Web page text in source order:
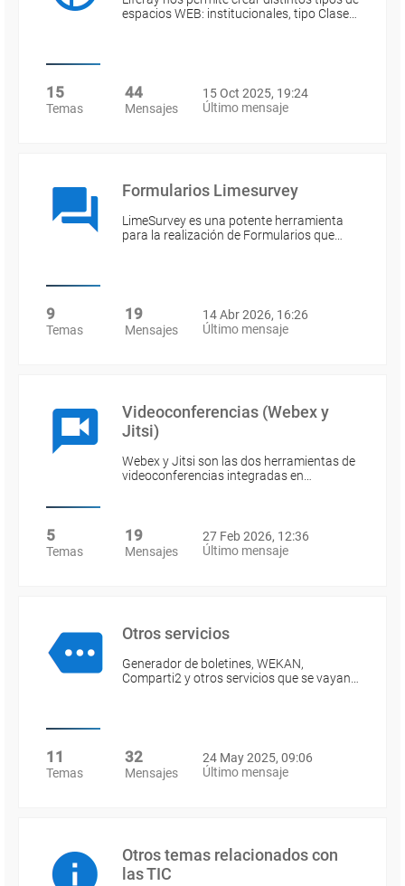
espacios WEB: institucionales, tipo Clase…
15
Temas
44
Mensajes
15 Oct 2025, 19:24
Último mensaje
Formularios Limesurvey
LimeSurvey es una potente herramienta
para la realización de Formularios que…
9
Temas
19
Mensajes
14 Abr 2026, 16:26
Último mensaje
Videoconferencias (Webex y
Jitsi)
Webex y Jitsi son las dos herramientas de
videoconferencias integradas en…
5
Temas
19
Mensajes
27 Feb 2026, 12:36
Último mensaje
Otros servicios
Generador de boletines, WEKAN,
Comparti2 y otros servicios que se vayan…
11
Temas
32
Mensajes
24 May 2025, 09:06
Último mensaje
Otros temas relacionados con
las TIC